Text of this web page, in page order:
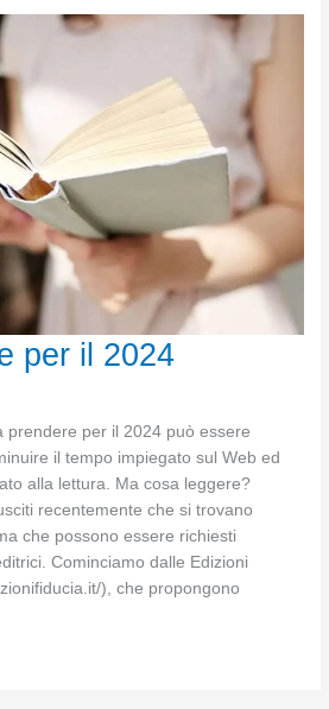
per il 2024
per il 2024 può essere
il tempo impiegato sul Web ed
alla lettura. Ma cosa leggere?
recentemente che si trovano
che possono essere richiesti
Cominciamo dalle Edizioni
), che propongono